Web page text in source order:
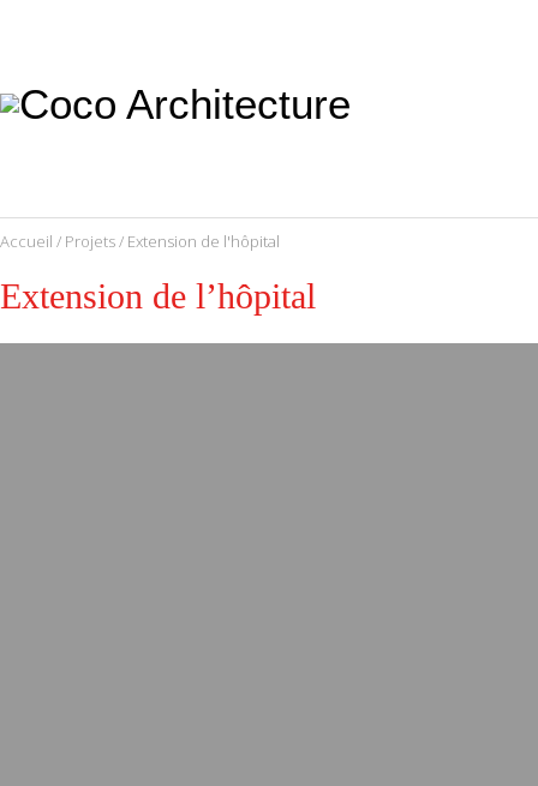
urbanisme,
etc.
Accueil / Projets/ Extension de l'hôpital
Extension de l’hôpital